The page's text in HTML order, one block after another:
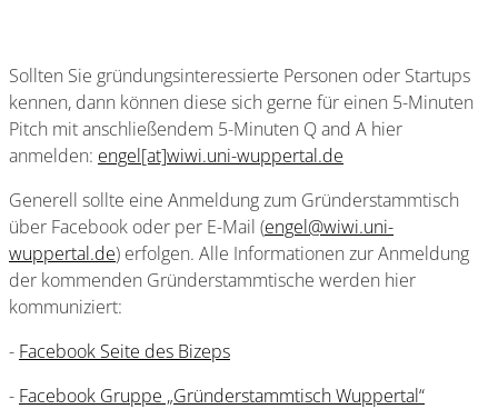
Sollten Sie gründungsinteressierte Personen oder Startups
kennen, dann können diese sich gerne für einen 5-Minuten
Pitch mit anschließendem 5-Minuten Q and A hier
anmelden: engel[at]wiwi.uni-wuppertal.de
Generell sollte eine Anmeldung zum Gründerstammtisch
über Facebook oder per E-Mail (engel@wiwi.uni-
wuppertal.de) erfolgen. Alle Informationen zur Anmeldung
der kommenden Gründerstammtische werden hier
kommuniziert:
- Facebook Seite des Bizeps
- Facebook Gruppe „Gründerstammtisch Wuppertal“